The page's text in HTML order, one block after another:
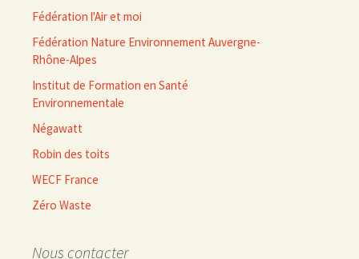
Fédération l'Air et moi
Fédération Nature Environnement Auvergne-
Rhône-Alpes
Institut de Formation en Santé
Environnementale
Négawatt
Robin des toits
WECF France
Zéro Waste
Nous contacter